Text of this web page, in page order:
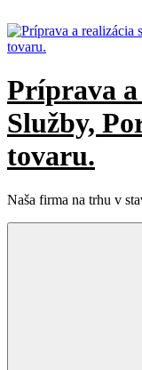
na
obsah
Príprava a
Služby,
tovaru.
Naša firma na trhu v